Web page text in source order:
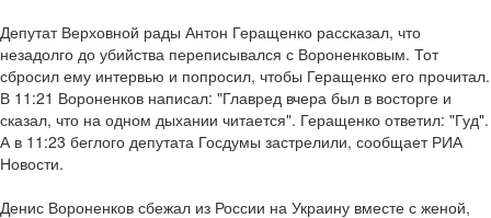
Депутат Верховной рады Антон Геращенко рассказал, что
незадолго до убийства переписывался с Вороненковым. Тот
сбросил ему интервью и попросил, чтобы Геращенко его прочитал.
В 11:21 Вороненков написал: "Главред вчера был в восторге и
сказал, что на одном дыхании читается". Геращенко ответил: "Гуд".
А в 11:23 беглого депутата Госдумы застрелили, сообщает РИА
Новости.
Денис Вороненков сбежал из России на Украину вместе с женой,